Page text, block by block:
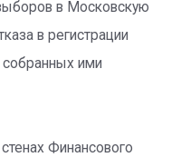
в Московскую
в регистрации
собранных ими
Финансового